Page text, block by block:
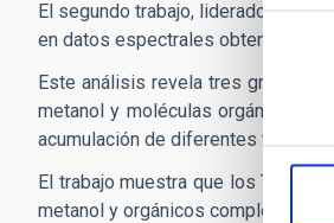
Selección
El segundo trabajo, liderado por
en datos espectrales obtenidos por
Este análisis revela tres grupos
metanol y moléculas orgánicas
acumulación de diferentes tipos
El trabajo muestra que los TNOs
metanol y orgánicos complejos se